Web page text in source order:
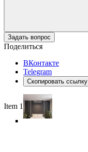
Задать вопрос
Поделиться
ВКонтакте
Telegram
Скопировать ссылку
Item 1 of 6